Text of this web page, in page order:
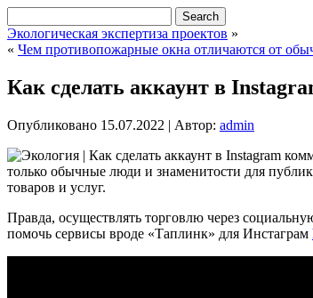
Экологическая экспертиза проектов »
« Чем противопожарные окна отличаются от
Как сделать аккаунт в
Опубликовано 15.07.2022 | Автор: admin
только обычные люди и знаменитости для
товаров и услуг.
Правда, осуществлять торговлю через
помочь сервисы вроде «Таплинк» для Инстаграм